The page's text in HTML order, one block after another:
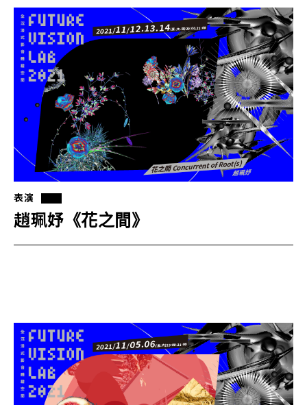
表演
趙珮妤《花之間》